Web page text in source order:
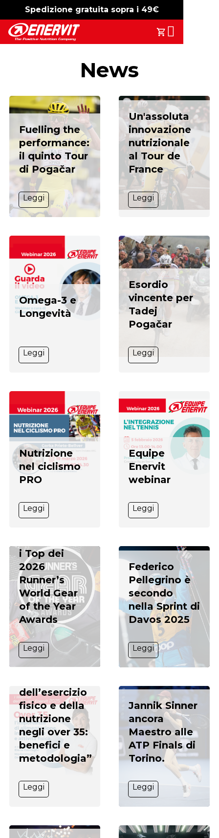
Spedizione gratuita sopra i 49€
-15% free shipping
Il Tuo
Search
News
Fuelling the
performance:
il quinto Tour
di Pogačar
Leggi
Un'assoluta
innovazione
nutrizionale
al Tour de
France
Leggi
Omega-3 e
Longevità
Leggi
Esordio
vincente per
Tadej
Pogačar
Leggi
Nutrizione
nel ciclismo
PRO
Leggi
Equipe
Enervit
webinar
Leggi
Enervit
i Top dei
2026
Runner’s
World Gear
of the Year
Awards
Leggi
Federico
Pellegrino è
secondo
nella Sprint di
Davos 2025
Leggi
Guarda il
webinar “Il
dell’esercizio
fisico e della
nutrizione
negli over 35:
benefici e
metodologia”
Leggi
Jannik Sinner
ancora
Maestro alle
ATP Finals di
Torino.
Leggi